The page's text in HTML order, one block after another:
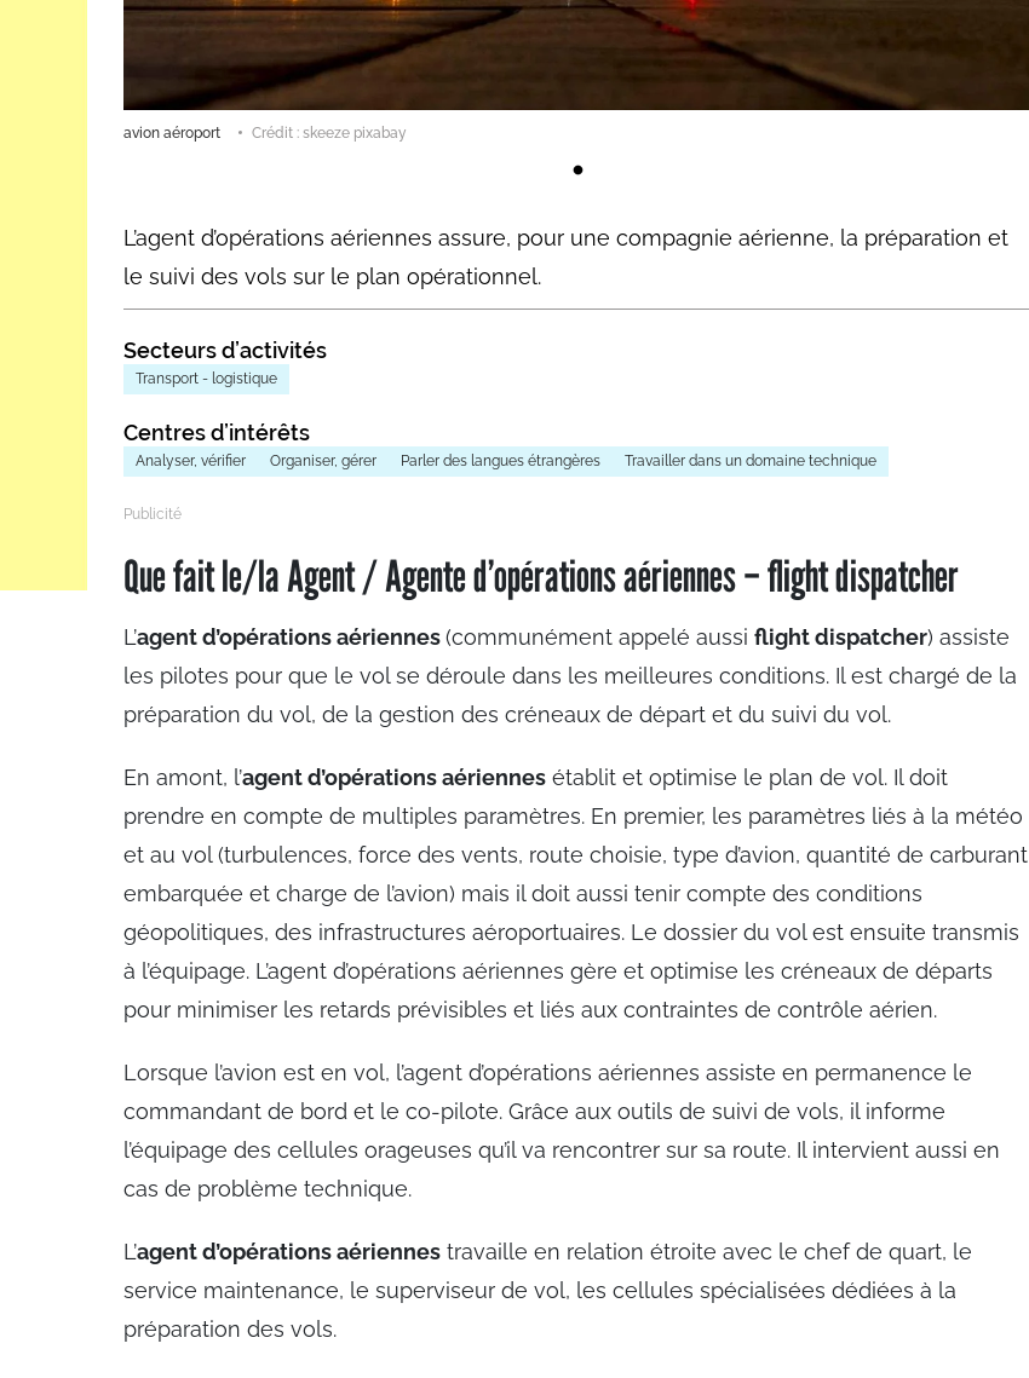
avion aéroport Crédit : skeeze pixabay
L’agent d’opérations aériennes assure, pour une compagnie aérienne, la préparation et
le suivi des vols sur le plan opérationnel.
Secteurs d’activités
Transport - logistique
Centres d’intérêts
Analyser, vérifier Organiser, gérer Parler des langues étrangères Travailler dans un domaine technique
Que fait le/la Agent / Agente d’opérations aériennes – flight dispatcher
L’agent d’opérations aériennes(communément appelé aussi flight dispatcher) assiste
les pilotes pour que le vol se déroule dans les meilleures conditions. Il est chargé de la
préparation du vol, de la gestion des créneaux de départ et du suivi du vol.
En amont, l’agent d’opérations aériennes établit et optimise le plan de vol. Il doit
prendre en compte de multiples paramètres. En premier, les paramètres liés à la météo
et au vol (turbulences, force des vents, route choisie, type d’avion, quantité de carburant
embarquée et charge de l’avion) mais il doit aussi tenir compte des conditions
géopolitiques, des infrastructures aéroportuaires. Le dossier du vol est ensuite transmis
à l’équipage. L’agent d’opérations aériennes gère et optimise les créneaux de départs
pour minimiser les retards prévisibles et liés aux contraintes de contrôle aérien.
Lorsque l’avion est en vol, l’agent d’opérations aériennes assiste en permanence le
commandant de bord et le co-pilote. Grâce aux outils de suivi de vols, il informe
l’équipage des cellules orageuses qu’il va rencontrer sur sa route. Il intervient aussi en
cas de problème technique.
L’agent d’opérations aériennes travaille en relation étroite avec le chef de quart, le
service maintenance, le superviseur de vol, les cellules spécialisées dédiées à la
préparation des vols.